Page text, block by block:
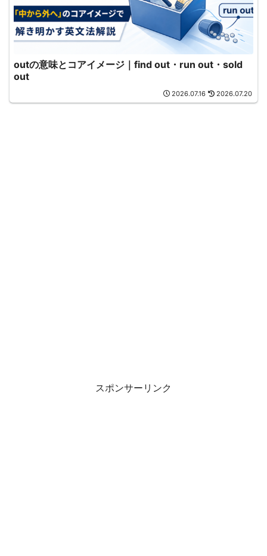
outの意味とコアイメージ｜find out・run out・sold
out
2026.07.16 2026.07.20
スポンサーリンク